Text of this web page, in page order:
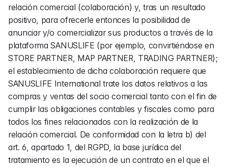
relación comercial (colaboración) y, tras un resultado
positivo, para ofrecerle entonces la posibilidad de
anunciar y/o comercializar sus productos a través de la
plataforma SANUSLIFE (por ejemplo, convirtiéndose en
STORE PARTNER, MAP PARTNER, TRADING PARTNER);
el establecimiento de dicha colaboración requiere que
SANUSLIFE International trate los datos relativos a las
compras y ventas del socio comercial tanto con el fin de
cumplir las obligaciones contables y fiscales como para
todos los fines relacionados con la realización de la
relación comercial. De conformidad con la letra b) del
art. 6, apartado 1, del RGPD, la base jurídica del
tratamiento es la ejecución de un contrato en el que el